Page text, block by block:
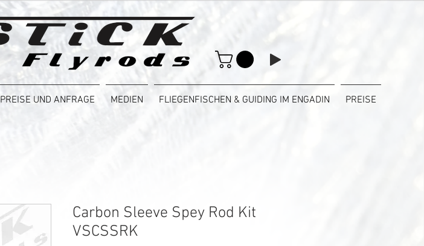
PREISE UND ANFRAGE MEDIEN FLIEGENFISCHEN & GUIDING IM ENGADIN PREISE
Carbon Sleeve Spey Rod Kit
VSCSSRK